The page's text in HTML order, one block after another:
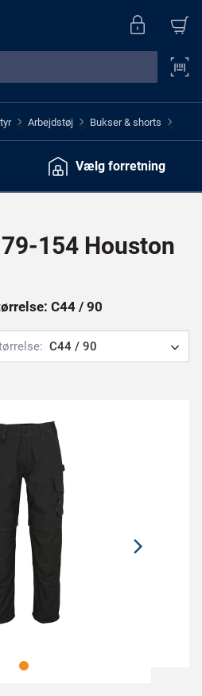
> Arbejdstøj > Bukser & shorts >
Vælg forretning
154 Houston
C44 / 90
C44 / 90